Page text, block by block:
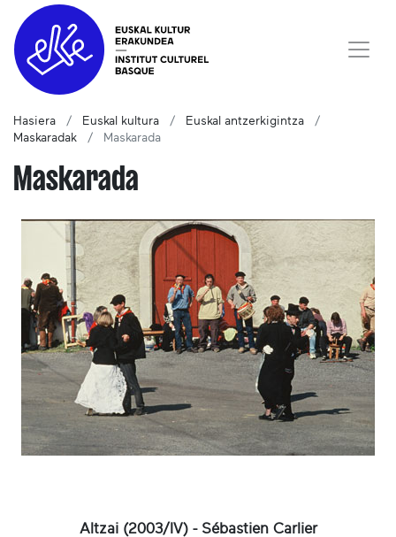
Hasiera Euskal kultura
Euskal antzerkigintza
Maskaradak
Maskarada
Maskarada
Altzai (2003/IV) - Sébastien Carlier